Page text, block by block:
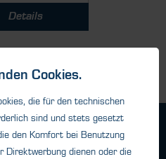
Details
Cookies.
die für den technischen
sind und stets gesetzt
den Komfort bei Benutzung
Direktwerbung dienen oder die